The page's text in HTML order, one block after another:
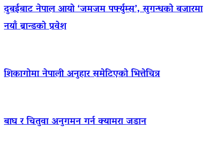
दुबईबाट नेपाल आयो ‘जमजम पर्फ्युम्स’, सुगन्धको बजारमा
नयाँ ब्रान्डको प्रवेश
शिकागोमा नेपाली अनुहार समेटिएको भित्तेचित्र
बाघ र चितुवा अनुगमन गर्न क्यामरा जडान